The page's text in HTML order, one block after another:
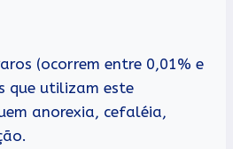
(ocorrem entre 0,01% e
que utilizam este
anorexia, cefaléia,